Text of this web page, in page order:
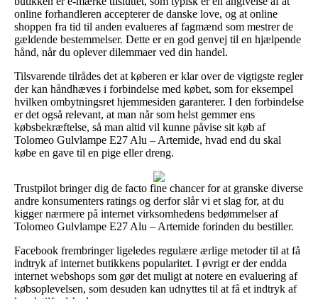
online forhandleren accepterer de danske love, og at online
shoppen fra tid til anden evalueres af fagmænd som mestrer de
gældende bestemmelser. Dette er en god genvej til en hjælpende
hånd, når du oplever dilemmaer ved din handel.
Tilsvarende tilrådes det at køberen er klar over de vigtigste regler
der kan håndhæves i forbindelse med købet, som for eksempel
hvilken ombytningsret hjemmesiden garanterer. I den forbindelse
er det også relevant, at man når som helst gemmer ens
købsbekræftelse, så man altid vil kunne påvise sit køb af
Tolomeo Gulvlampe E27 Alu – Artemide, hvad end du skal
købe en gave til en pige eller dreng.
Trustpilot bringer dig de facto fine chancer for at granske diverse
andre konsumenters ratings og derfor slår vi et slag for, at du
kigger nærmere på internet virksomhedens bedømmelser af
Tolomeo Gulvlampe E27 Alu – Artemide forinden du bestiller.
Facebook frembringer ligeledes regulære ærlige metoder til at få
indtryk af internet butikkens popularitet. I øvrigt er der endda
internet webshops som gør det muligt at notere en evaluering af
købsoplevelsen, som desuden kan udnyttes til at få et indtryk af